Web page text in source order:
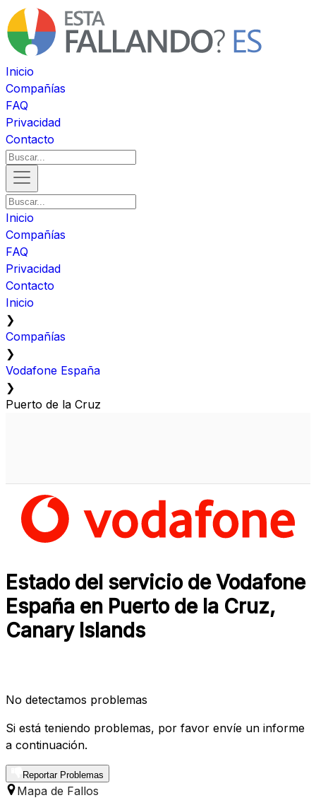
Inicio
Compañías
FAQ
Privacidad
Contacto
Inicio
Compañías
FAQ
Privacidad
Contacto
Inicio
❯
Compañías
❯
Vodafone España
❯
Puerto de la Cruz
Estado del servicio de Vodafone
España en Puerto de la Cruz,
Canary Islands
No detectamos problemas
Si está teniendo problemas, por favor envíe un informe
a continuación.
Reportar Problemas
Mapa de Fallos